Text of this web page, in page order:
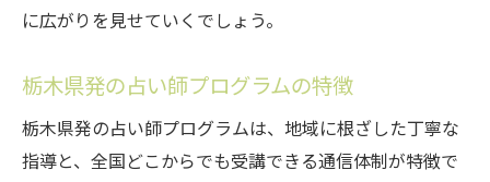
に広がりを見せていくでしょう。
栃木県発の占い師プログラムの特徴
栃木県発の占い師プログラムは、地域に根ざした丁寧な
指導と、全国どこからでも受講できる通信体制が特徴で